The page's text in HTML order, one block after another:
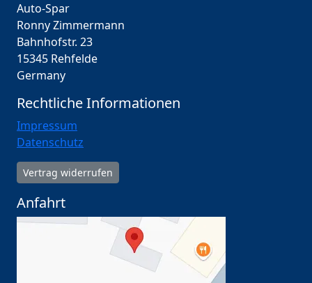
Auto-Spar
Ronny Zimmermann
Bahnhofstr. 23
15345 Rehfelde
Germany
Rechtliche Informationen
Impressum
Datenschutz
Vertrag widerrufen
Anfahrt